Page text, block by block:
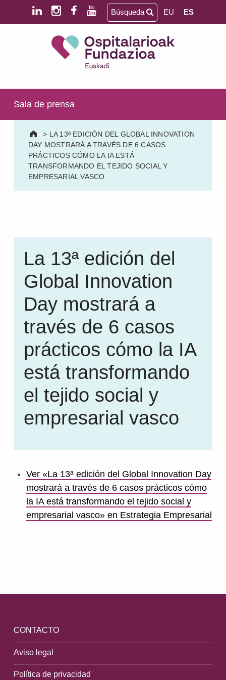
Saltar al contenido principal
Saltar al pie de página
SALUD MENTAL | DISCAPACIDAD INTELECTUAL | NEURORREHABILITACIÓN Y DAÑO CEREBRAL | PERSONA MAYOR
Búsqueda EU ES
Sala de prensa
> LA 13ª EDICIÓN DEL GLOBAL INNOVATION
DAY MOSTRARÁ A TRAVÉS DE 6 CASOS
PRÁCTICOS CÓMO LA IA ESTÁ
TRANSFORMANDO EL TEJIDO SOCIAL Y
EMPRESARIAL VASCO
La 13ª edición del
Global Innovation
Day mostrará a
través de 6 casos
prácticos cómo la IA
está transformando
el tejido social y
empresarial vasco
Ver «La 13ª edición del Global Innovation Day
mostrará a través de 6 casos prácticos cómo
la IA está transformando el tejido social y
empresarial vasco» en Estrategia Empresarial
CONTACTO
Aviso legal
Política de privacidad